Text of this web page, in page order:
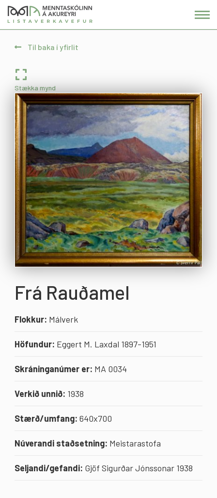
Fara
í
Til baka í yfirlit
Stækka mynd
Frá Rauðamel
Flokkur: Málverk
Höfundur: Eggert M. Laxdal 1897-1951
Skráninganúmer er: MA 0034
Verkið unnið: 1938
Stærð/umfang: 640x700
Núverandi staðsetning: Meistarastofa
Seljandi/gefandi: Gjöf Sigurðar Jónssonar 1938